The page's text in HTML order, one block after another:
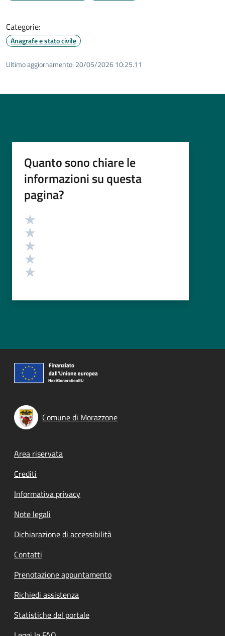
Categorie:
Anagrafe e stato civile
Ultimo aggiornamento: 20/05/2026 10:25.11
Quanto sono chiare le
informazioni su questa
pagina?
Valutazione
Comune di Morazzone
Footer menu
Area riservata
Crediti
Informativa privacy
Note legali
Dichiarazione di accessibilità
Contatti
Prenotazione appuntamento
Richiedi assistenza
Statistiche del portale